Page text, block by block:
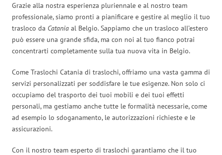
Grazie alla nostra esperienza pluriennale e al nostro team
professionale, siamo pronti a pianificare e gestire al meglio il tuo
trasloco da Catania al Belgio. Sappiamo che un trasloco all’estero
può essere una grande sfida, ma con noi al tuo fianco potrai
concentrarti completamente sulla tua nuova vita in Belgio.
Come Traslochi Catania di traslochi, offriamo una vasta gamma di
servizi personalizzati per soddisfare le tue esigenze. Non solo ci
occupiamo del trasporto dei tuoi mobili e dei tuoi effetti
personali, ma gestiamo anche tutte le formalità necessarie, come
ad esempio lo sdoganamento, le autorizzazioni richieste e le
assicurazioni.
Con il nostro team esperto di traslochi garantiamo che il tuo